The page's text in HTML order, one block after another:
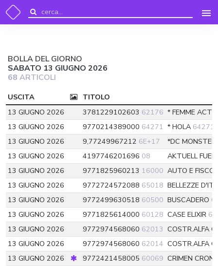
BOLLA DEL GIORNO
SABATO 13 GIUGNO 2026
68 ARTICOLI
USCITA
TITOLO
13 GIUGNO 2026
3781229102603 62176 * FEMME
13 GIUGNO 2026
9770214389000 64271 * HOLA 64271
13 GIUGNO 2026
9,77249967212 6E+17
*DC
13 GIUGNO 2026
4197746201696 08
AKTUELL
13 GIUGNO 2026
9771825960213 16000 AUTO E FISCO
13 GIUGNO 2026
9772724572088 65018 BELLEZZE
13 GIUGNO 2026
9772499630518 60500 BUSCADERO
13 GIUGNO 2026
9771825614000 60128 CASE ELIXIR
13 GIUGNO 2026
9772974568060 62013 COSTR.ALFA
13 GIUGNO 2026
9772974568060 62014 COSTR.ALFA
13 GIUGNO 2026
9772421458005 60069 CRIMEN